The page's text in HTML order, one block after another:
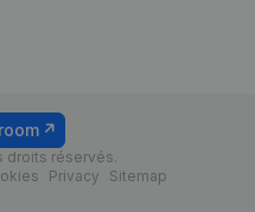
droits réservés.
Privacy Sitemap